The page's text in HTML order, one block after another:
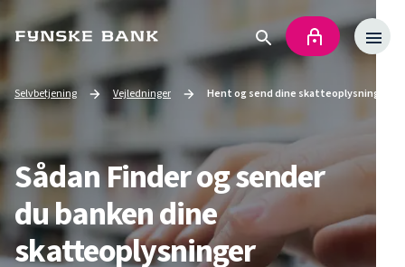
Selvbetjening
Go to Vejledninger
Current page:Hent og send dine skatteoplysninger
Sådan Finder og sender
du banken dine
skatteoplysninger